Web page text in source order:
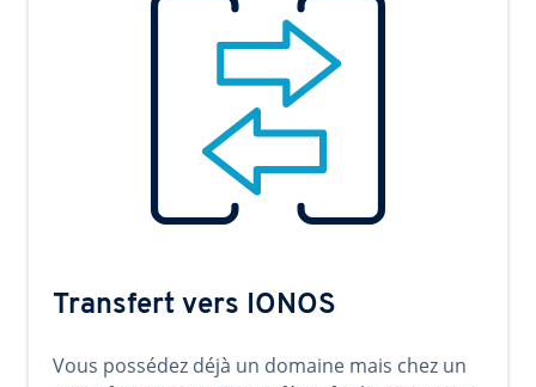
Transfert vers IONOS
Vous possédez déjà un domaine mais chez un